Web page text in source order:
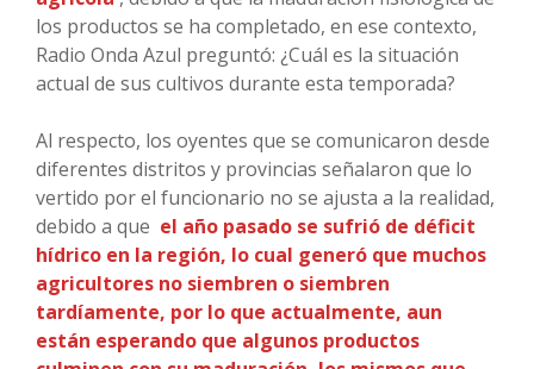
los productos se ha completado, en ese contexto,
Radio Onda Azul preguntó: ¿Cuál es la situación
actual de sus cultivos durante esta temporada?
Al respecto, los oyentes que se comunicaron desde
diferentes distritos y provincias señalaron que lo
vertido por el funcionario no se ajusta a la realidad,
debido a que el año pasado se sufrió de déficit
hídrico en la región, lo cual generó que muchos
agricultores no siembren o siembren
tardíamente, por lo que actualmente, aun
están esperando que algunos productos